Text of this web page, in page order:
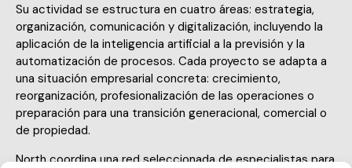
Su actividad se estructura en cuatro áreas: estrategia,
organización, comunicación y digitalización, incluyendo la
aplicación de la inteligencia artificial a la previsión y la
automatización de procesos. Cada proyecto se adapta a
una situación empresarial concreta: crecimiento,
reorganización, profesionalización de las operaciones o
preparación para una transición generacional, comercial o
de propiedad.
North coordina una red seleccionada de especialistas para